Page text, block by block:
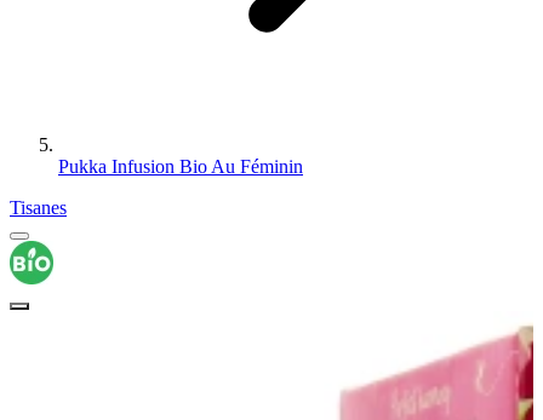
Pukka Infusion Bio Au Féminin
Tisanes